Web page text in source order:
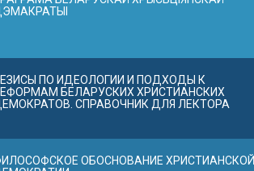
ПО ИДЕОЛОГИИ И ПОДХОДЫ К
БЕЛАРУСКИХ ХРИСТИАНСКИХ
СПРАВОЧНИК ДЛЯ ЛЕКТОРА
ОБОСНОВАНИЕ ХРИСТИАНСКОЙ